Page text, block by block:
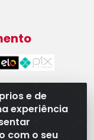
e de
experiência
com o seu
- CNPJ
667 - Parque
74375-660